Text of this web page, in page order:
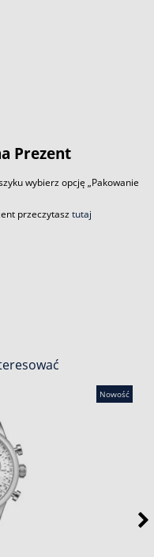
Prezent
wybierz opcję „Pakowanie
przeczytasztutaj
Nowość